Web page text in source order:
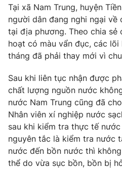
Khán giả
Giải sao mai
Sao
Du lịch
Làm đẹp
Chất lượng cuộc sống
Giáo dục
Tuyển sinh
Học trực tuyến
Công nghệ
Sản phẩm
Thị trường
Tư vấn
Giao lưu trực tuyến
Lịch phát sóng
Chuyên mục khác
Emagazine
Tại xã Nam Trung, huyện
người dân đang nghi ngại về
tại địa phương. Theo chia sẻ
hoạt có màu vẩn đục, các
tháng đã phải thay mới vì
Sau khi liên tục nhận được
chất lượng nguồn nước
nước Nam Trung cũng đã
Nhân viên xí nghiệp nước
sau khi kiểm tra thực tế
nguyên tắc là kiểm tra nước
nước đến bồn nước thì
thể do vừa sục bồn, bồn bị